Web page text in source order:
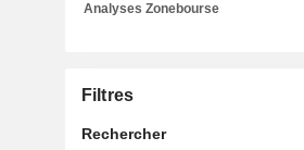
Analyses Zonebourse
Filtres
Rechercher